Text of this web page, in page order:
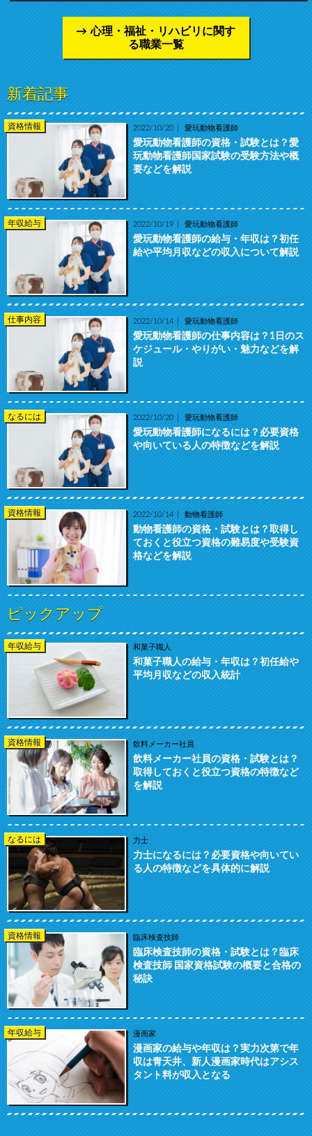
心理・福祉・リハビリに関す
る職業一覧
新着記事
資格情報 2022/10/20 愛玩動物看護師
愛玩動物看護師の資格・試験とは？愛
玩動物看護師国家試験の受験方法や概
要などを解説
年収給与 2022/10/19 愛玩動物看護師
愛玩動物看護師の給与・年収は？初任
給や平均月収などの収入について解説
仕事内容 2022/10/14 愛玩動物看護師
愛玩動物看護師の仕事内容は？1日のス
ケジュール・やりがい・魅力などを解
説
なるには 2022/10/20 愛玩動物看護師
愛玩動物看護師になるには？必要資格
や向いている人の特徴などを解説
資格情報 2022/10/14 動物看護師
動物看護師の資格・試験とは？取得し
ておくと役立つ資格の難易度や受験資
格などを解説
ピックアップ
年収給与 和菓子職人
和菓子職人の給与・年収は？初任給や
平均月収などの収入統計
資格情報 飲料メーカー社員
飲料メーカー社員の資格・試験とは？
取得しておくと役立つ資格の特徴など
を解説
なるには 力士
力士になるには？必要資格や向いてい
る人の特徴などを具体的に解説
資格情報 臨床検査技師
臨床検査技師の資格・試験とは？臨床
検査技師 国家資格試験の概要と合格の
秘訣
年収給与 漫画家
漫画家の給与や年収は？実力次第で年
収は青天井、新人漫画家時代はアシス
タント料が収入となる